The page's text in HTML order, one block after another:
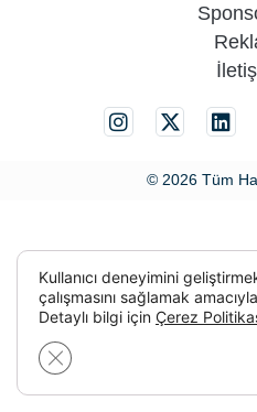
© 2026 Tüm
Kullanıcı deneyimini
çalışmasını sağlamak
Detaylı bilgi için Çerez
GDPR çerez şeridini kapat